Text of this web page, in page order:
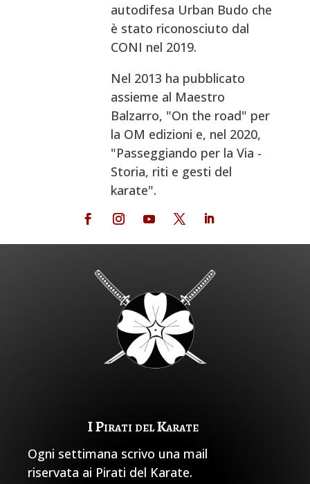
autodifesa Urban Budo che
è stato riconosciuto dal
CONI nel 2019.
Nel 2013 ha pubblicato
assieme al Maestro
Balzarro, "On the road" per
la OM edizioni e, nel 2020,
"Passeggiando per la Via -
Storia, riti e gesti del
karate".
I Pirati del Karate
Ogni settimana scrivo una mail
riservata ai Pirati del Karate.